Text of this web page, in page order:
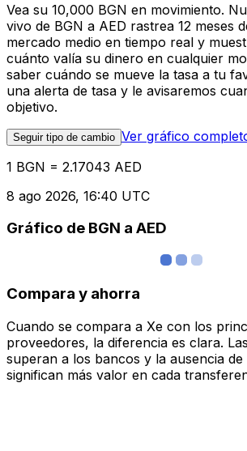
Vea su 10,000 BGN en movimiento.
vivo de BGN a AED rastrea 12 meses
mercado medio en tiempo real y
cuánto valía su dinero en cualquier
saber cuándo se mueve la tasa a tu
una alerta de tasa y le avisaremos
objetivo.
Seguir tipo de cambio Ver gráfico
1 BGN = 2.17043 AED
8 ago 2026, 16:40 UTC
Gráfico de BGN a AED
Compara y ahorra
Cuando se compara a Xe con los
proveedores, la diferencia es clara.
superan a los bancos y la ausencia
significan más valor en cada